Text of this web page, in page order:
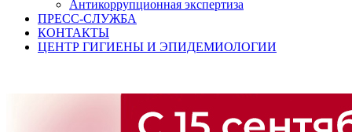
Антикоррупционная экспертиза
ПРЕСС-СЛУЖБА
КОНТАКТЫ
ЦЕНТР ГИГИЕНЫ И ЭПИДЕМИОЛОГИИ